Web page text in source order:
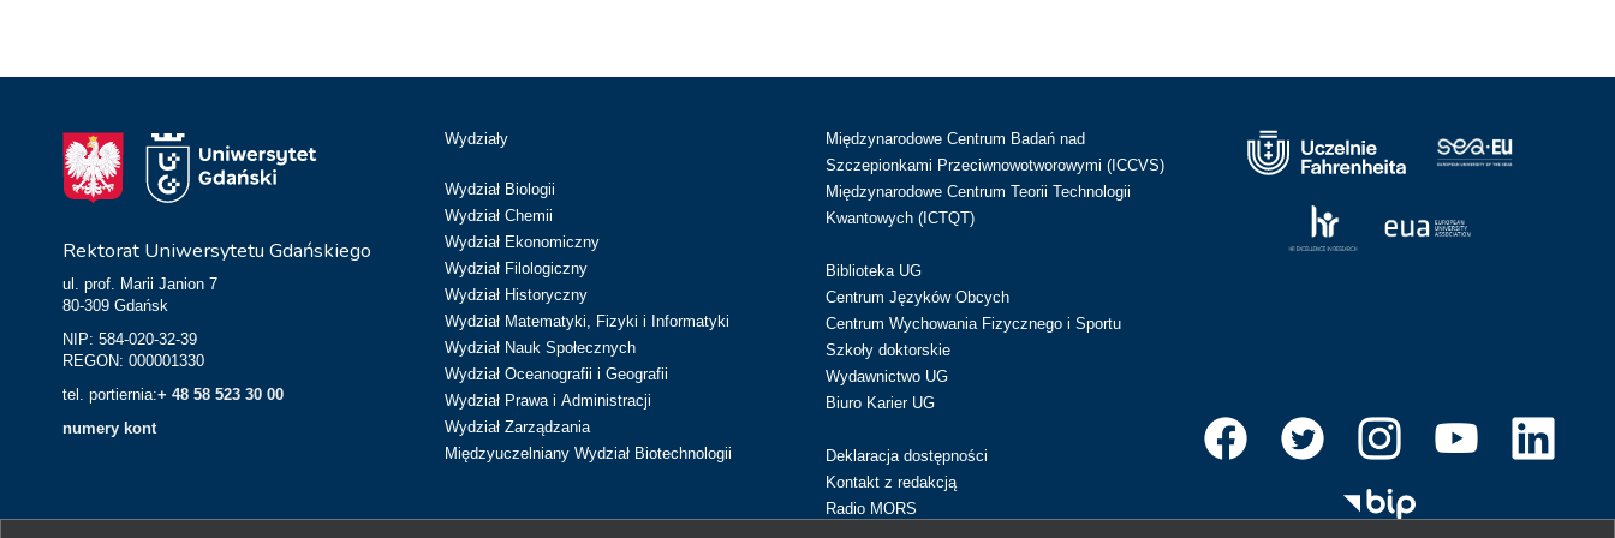
Rektorat Uniwersytetu Gdańskiego
ul. prof. Marii Janion 7
80-309 Gdańsk
NIP: 584-020-32-39
REGON: 000001330
tel. portiernia:+ 48 58 523 30 00
numery kont
Wydziały
Wydział Biologii
Wydział Chemii
Wydział Ekonomiczny
Wydział Filologiczny
Wydział Historyczny
Wydział Matematyki, Fizyki i Informatyki
Wydział Nauk Społecznych
Wydział Oceanografii i Geografii
Wydział Prawa i Administracji
Wydział Zarządzania
Międzyuczelniany Wydział Biotechnologii
Międzynarodowe Centrum Badań nad
Szczepionkami Przeciwnowotworowymi (ICCVS)
Międzynarodowe Centrum Teorii Technologii
Kwantowych (ICTQT)
Biblioteka UG
Centrum Języków Obcych
Centrum Wychowania Fizycznego i Sportu
Szkoły doktorskie
Wydawnictwo UG
Biuro Karier UG
Deklaracja dostępności
Kontakt z redakcją
Radio MORS